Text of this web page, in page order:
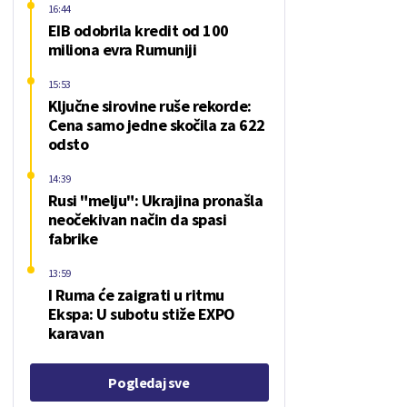
EIB odobrila kredit od 100
miliona evra Rumuniji
16:44
Ključne sirovine ruše rekorde:
Cena samo jedne skočila za 622
odsto
15:53
Rusi "melju": Ukrajina pronašla
neočekivan način da spasi
fabrike
14:39
I Ruma će zaigrati u ritmu
Ekspa: U subotu stiže EXPO
karavan
13:59
Pogledaj sve